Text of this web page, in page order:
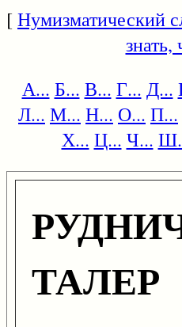
[Нумизматический
знать,
А... Б... В... Г... Д...
Л... М... Н... О... П...
Х... Ц... Ч...
ТАЛЕР